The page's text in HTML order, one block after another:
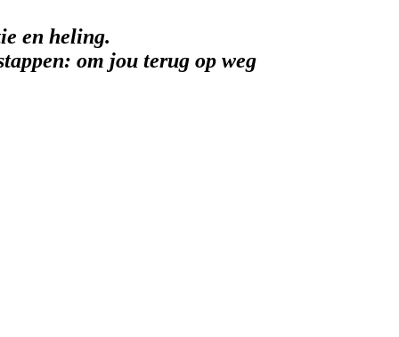
en heling.
om jou terug op weg